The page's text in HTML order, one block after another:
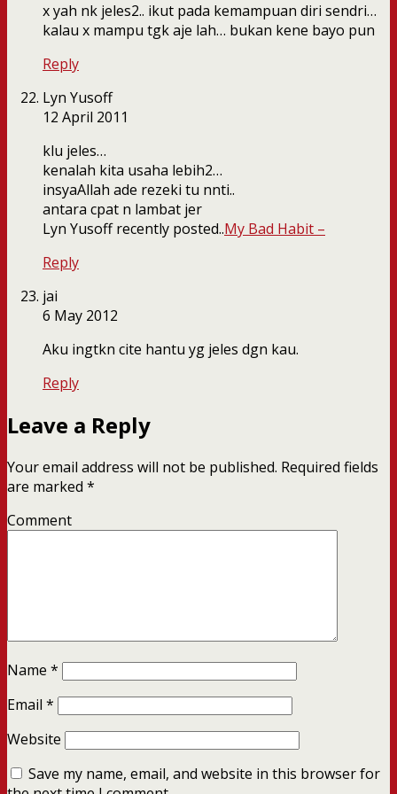
x yah nk jeles2.. ikut pada kemampuan diri sendri…
kalau x mampu tgk aje lah… bukan kene bayo pun
Reply
Lyn Yusoff
12 April 2011
klu jeles…
kenalah kita usaha lebih2…
insyaAllah ade rezeki tu nnti..
antara cpat n lambat jer
Lyn Yusoff recently posted..My Bad Habit –
Reply
jai
6 May 2012
Aku ingtkn cite hantu yg jeles dgn kau.
Reply
Leave a Reply
Your email address will not be published. Required fields
are marked *
Comment
Name *
Email *
Website
Save my name, email, and website in this browser for